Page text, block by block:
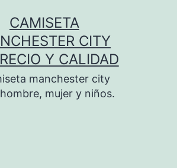
CAMISETA
CITY
Y CALIDAD
manchester city
mujer y niños.